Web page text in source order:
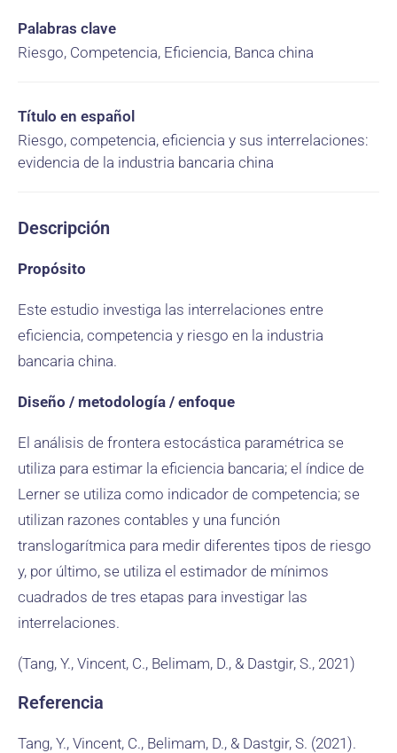
Palabras clave
Riesgo, Competencia, Eficiencia, Banca china
Título en español
Riesgo, competencia, eficiencia y sus interrelaciones:
evidencia de la industria bancaria china
Descripción
Propósito
Este estudio investiga las interrelaciones entre
eficiencia, competencia y riesgo en la industria
bancaria china.
Diseño / metodología / enfoque
El análisis de frontera estocástica paramétrica se
utiliza para estimar la eficiencia bancaria; el índice de
Lerner se utiliza como indicador de competencia; se
utilizan razones contables y una función
translogarítmica para medir diferentes tipos de riesgo
y, por último, se utiliza el estimador de mínimos
cuadrados de tres etapas para investigar las
interrelaciones.
(Tang, Y., Vincent, C., Belimam, D., & Dastgir, S., 2021)
Referencia
Tang, Y., Vincent, C., Belimam, D., & Dastgir, S. (2021).